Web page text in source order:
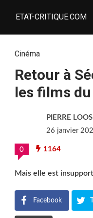
ETAT-CRITIQUE.COM
Cinéma
Retour à
les films
PIERRE
26 janvier
0 1164
Mais elle est
Facebook